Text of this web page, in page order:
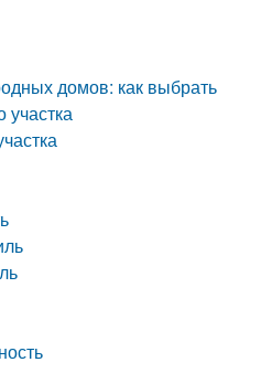
домов: как выбрать